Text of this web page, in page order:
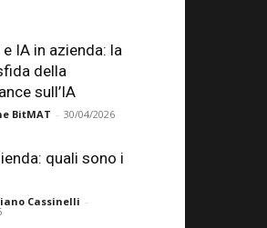
e IA in azienda: la
della
sull’IA
BitMAT - 30/04/2026
quali sono i
Cassinelli -